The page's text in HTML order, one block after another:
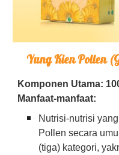
Yung Kien Pollen
Komponen Utama:
Manfaat-manfaat:
Nutrisi-nutrisi
Pollen secara
(tiga) kategori,